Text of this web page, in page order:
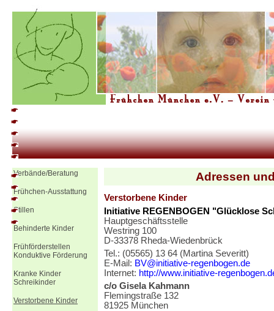
Verbände/Beratung
Frühchen-Ausstattung
Stillen
Behinderte Kinder
Frühförderstellen
Konduktive Förderung
Kranke Kinder
Schreikinder
Verstorbene Kinder
Adressen
Verstorbene Kinder
Initiative REGENBOGEN "Glücklose
Hauptgeschäftsstelle
Westring 100
D-33378 Rheda-Wiedenbrück
Tel.: (05565) 13 64 (Martina Severitt)
E-Mail: BV@initiative-regenbogen.de
Internet: http://www.initiative-
c/o Gisela Kahmann
Flemingstraße 132
81925 München